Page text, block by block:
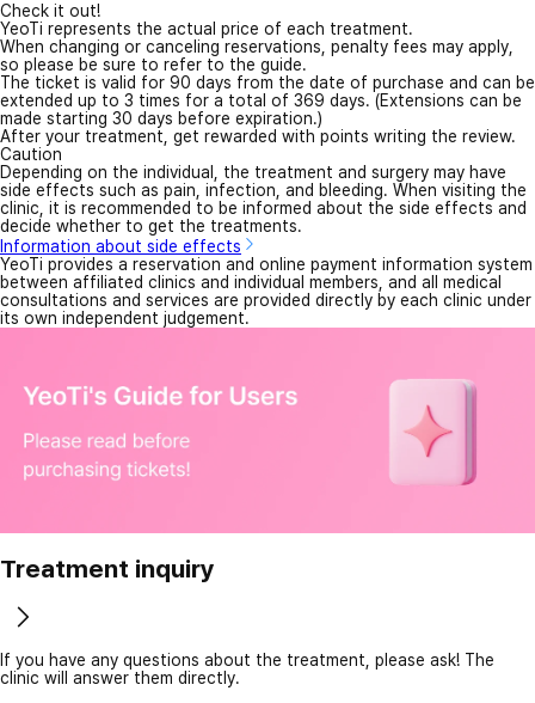
Check it out!
YeoTi represents the actual price of each treatment.
When changing or canceling reservations, penalty fees may apply,
so please be sure to refer to the guide.
The ticket is valid for 90 days from the date of purchase and can be
extended up to 3 times for a total of 369 days. (Extensions can be
made starting 30 days before expiration.)
After your treatment, get rewarded with points writing the review.
Caution
Depending on the individual, the treatment and surgery may have
side effects such as pain, infection, and bleeding. When visiting the
clinic, it is recommended to be informed about the side effects and
decide whether to get the treatments.
Information about side effects
YeoTi provides a reservation and online payment information system
between affiliated clinics and individual members, and all medical
consultations and services are provided directly by each clinic under
its own independent judgement.
Treatment inquiry
If you have any questions about the treatment, please ask! The
clinic will answer them directly.